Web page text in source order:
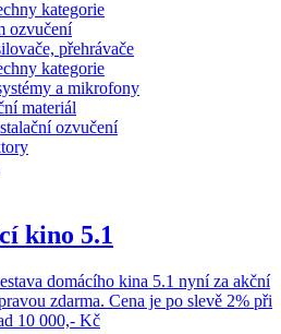
kategorie
ozvučení
přehrávače
kategorie
a mikrofony
materiál
ozvučení
kino 5.1
domácího kina 5.1 nyní za akční
zdarma. Cena je po slevě 2% při
10 000,- Kč